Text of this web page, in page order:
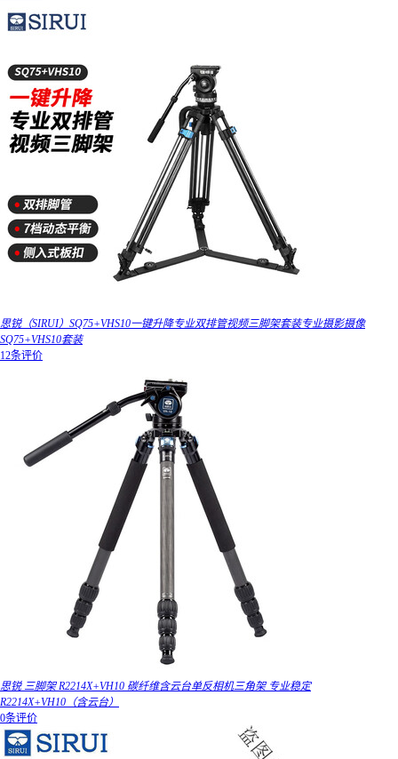
思锐（SIRUI）SQ75+VHS10一键升降专业双排管视频三脚架套装专业摄影摄像
SQ75+VHS10套装
12条评价
思锐 三脚架 R2214X+VH10 碳纤维含云台单反相机三角架 专业稳定
R2214X+VH10（含云台）
0条评价